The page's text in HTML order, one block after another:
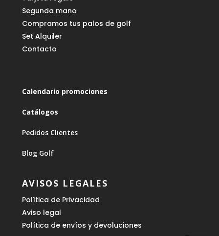
Segunda mano
Compramos tus palos de golf
Set Alquiler
Contacto
Calendario promociones
Catálogos
Pedidos Clientes
Blog Golf
AVISOS LEGALES
Política de Privacidad
Aviso legal
Política de envíos y devoluciones